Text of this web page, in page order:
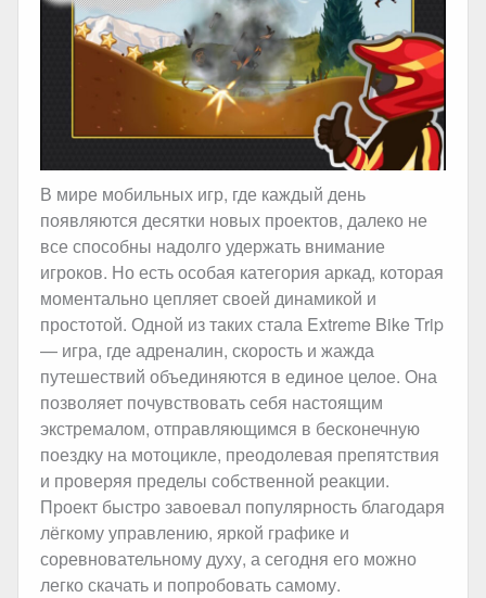
В мире мобильных игр, где каждый день
появляются десятки новых проектов, далеко не
все способны надолго удержать внимание
игроков. Но есть особая категория аркад, которая
моментально цепляет своей динамикой и
простотой. Одной из таких стала Extreme Bike Trip
— игра, где адреналин, скорость и жажда
путешествий объединяются в единое целое. Она
позволяет почувствовать себя настоящим
экстремалом, отправляющимся в бесконечную
поездку на мотоцикле, преодолевая препятствия
и проверяя пределы собственной реакции.
Проект быстро завоевал популярность благодаря
лёгкому управлению, яркой графике и
соревновательному духу, а сегодня его можно
легко скачать и попробовать самому.